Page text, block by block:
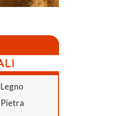
Legno
Pietra